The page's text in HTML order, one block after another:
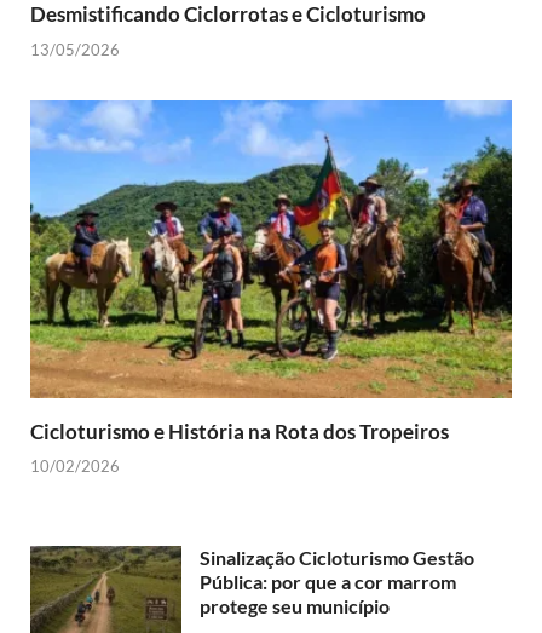
Desmistificando Ciclorrotas e Cicloturismo
13/05/2026
Cicloturismo e História na Rota dos Tropeiros
10/02/2026
Sinalização Cicloturismo Gestão
Pública: por que a cor marrom
protege seu município